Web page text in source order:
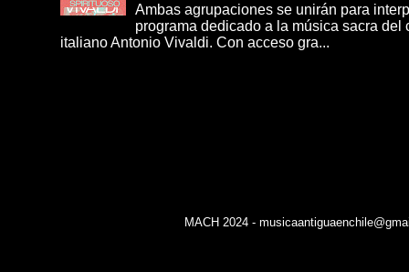
Ambas agrupaciones se unirán para
programa dedicado a la música sacra del
italiano Antonio Vivaldi. Con acceso gra...
MACH 2024 -